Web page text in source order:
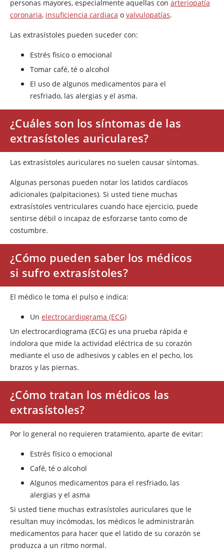
personas mayores, especialmente aquellas con arteriopatía
coronaria, insuficiencia cardiaca o valvulopatías.
Las extrasístoles pueden suceder con:
Estrés fisico o emocional
Tomar café, té o alcohol
El uso de algunos medicamentos para el
resfriado, las alergias y el asma.
¿Cuáles son los síntomas de las
extrasístoles auriculares?
Las extrasístoles auriculares no suelen causar síntomas.
Algunas personas pueden notar los latidos cardíacos
adicionales (palpitaciones). Si usted tiene muchas
extrasístoles ventriculares cuando hace ejercicio, puede
sentirse débil o incapaz de esforzarse tanto como de
costumbre.
¿Cómo pueden saber los médicos
si sufro extrasístoles?
El médico le toma el pulso e indica:
Un electrocardiograma (ECG)
Un electrocardiograma (ECG) es una prueba rápida e
indolora que mide la actividad eléctrica de su corazón
mediante el uso de adhesivos y cables en el pecho, los
brazos y las piernas.
¿Cómo tratan los médicos las
extrasístoles?
Por lo general no requieren tratamiento, aparte de evitar:
Estrés físico o emocional
Café, té o alcohol
Algunos medicamentos para el resfriado, las
alergias y el asma
Si usted tiene muchas extrasístoles auriculares que le
resultan muy incómodas, los médicos le administrarán
medicamentos para hacer que el latido de su corazón se
produzca a un ritmo normal.